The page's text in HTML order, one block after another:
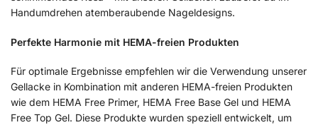
Handumdrehen atemberaubende Nageldesigns.
Perfekte Harmonie mit HEMA-freien Produkten
Für optimale Ergebnisse empfehlen wir die Verwendung unserer
Gellacke in Kombination mit anderen HEMA-freien Produkten
wie dem HEMA Free Primer, HEMA Free Base Gel und HEMA
Free Top Gel. Diese Produkte wurden speziell entwickelt, um